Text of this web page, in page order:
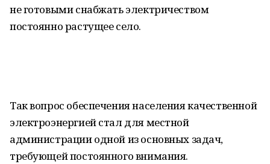
не готовыми снабжать электричеством
постоянно растущее село.
Так вопрос обеспечения населения качественной
электроэнергией стал для местной
администрации одной из основных задач,
требующей постоянного внимания.